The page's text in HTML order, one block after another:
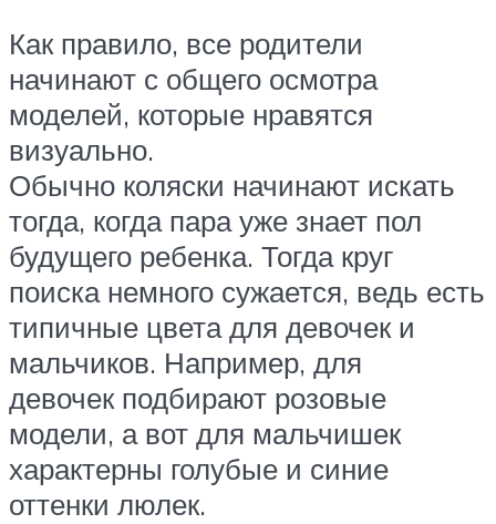
Как правило, все родители
начинают с общего осмотра
моделей, которые нравятся
визуально.
Обычно коляски начинают искать
тогда, когда пара уже знает пол
будущего ребенка. Тогда круг
поиска немного сужается, ведь есть
типичные цвета для девочек и
мальчиков. Например, для
девочек подбирают розовые
модели, а вот для мальчишек
характерны голубые и синие
оттенки люлек.